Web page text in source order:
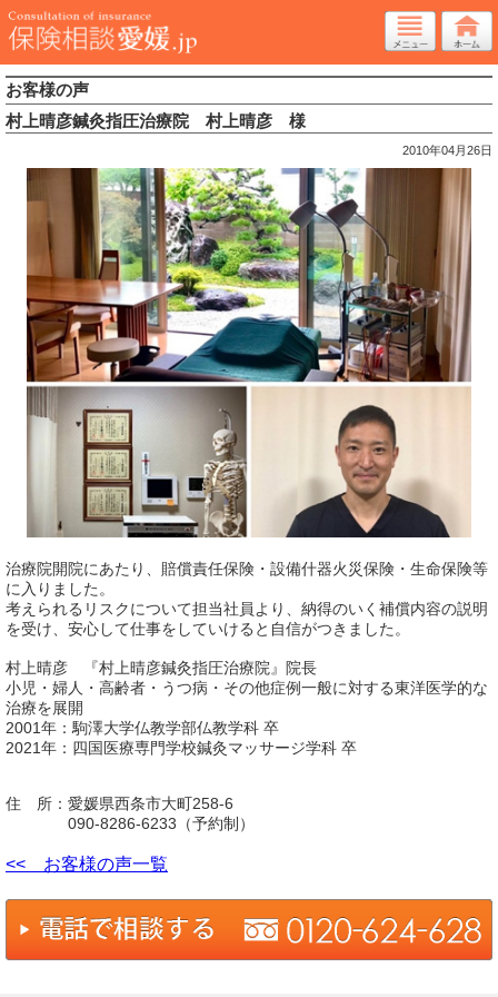
お客様の声
村上晴彦鍼灸指圧治療院 村上晴彦 様
2010年04月26日
治療院開院にあたり、賠償責任保険・設備什器火災保険・生命保険等
に入りました。
考えられるリスクについて担当社員より、納得のいく補償内容の説明
を受け、安心して仕事をしていけると自信がつきました。
村上晴彦 『村上晴彦鍼灸指圧治療院』院長
小児・婦人・高齢者・うつ病・その他症例一般に対する東洋医学的な
治療を展開
2001年：駒澤大学仏教学部仏教学科 卒
2021年：四国医療専門学校鍼灸マッサージ学科 卒
住 所：愛媛県西条市大町258-6
090-8286-6233（予約制）
<< お客様の声一覧